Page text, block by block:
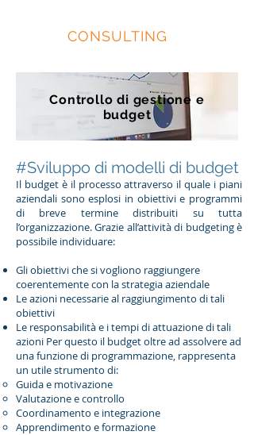
CONSULTING
Controllo di gestione e
budget
#Sviluppo di modelli di budget
Il budget è il processo attraverso il quale i piani
aziendali sono esplosi in obiettivi e programmi
di breve termine distribuiti su tutta
l’organizzazione. Grazie all’attività di budgeting è
possibile individuare:
Gli obiettivi che si vogliono raggiungere
coerentemente con la strategia aziendale
Le azioni necessarie al raggiungimento di tali
obiettivi
Le responsabilità e i tempi di attuazione di tali
azioni Per questo il budget oltre ad assolvere ad
una funzione di programmazione, rappresenta
un utile strumento di:
Guida e motivazione
Valutazione e controllo
Coordinamento e integrazione
Apprendimento e formazione